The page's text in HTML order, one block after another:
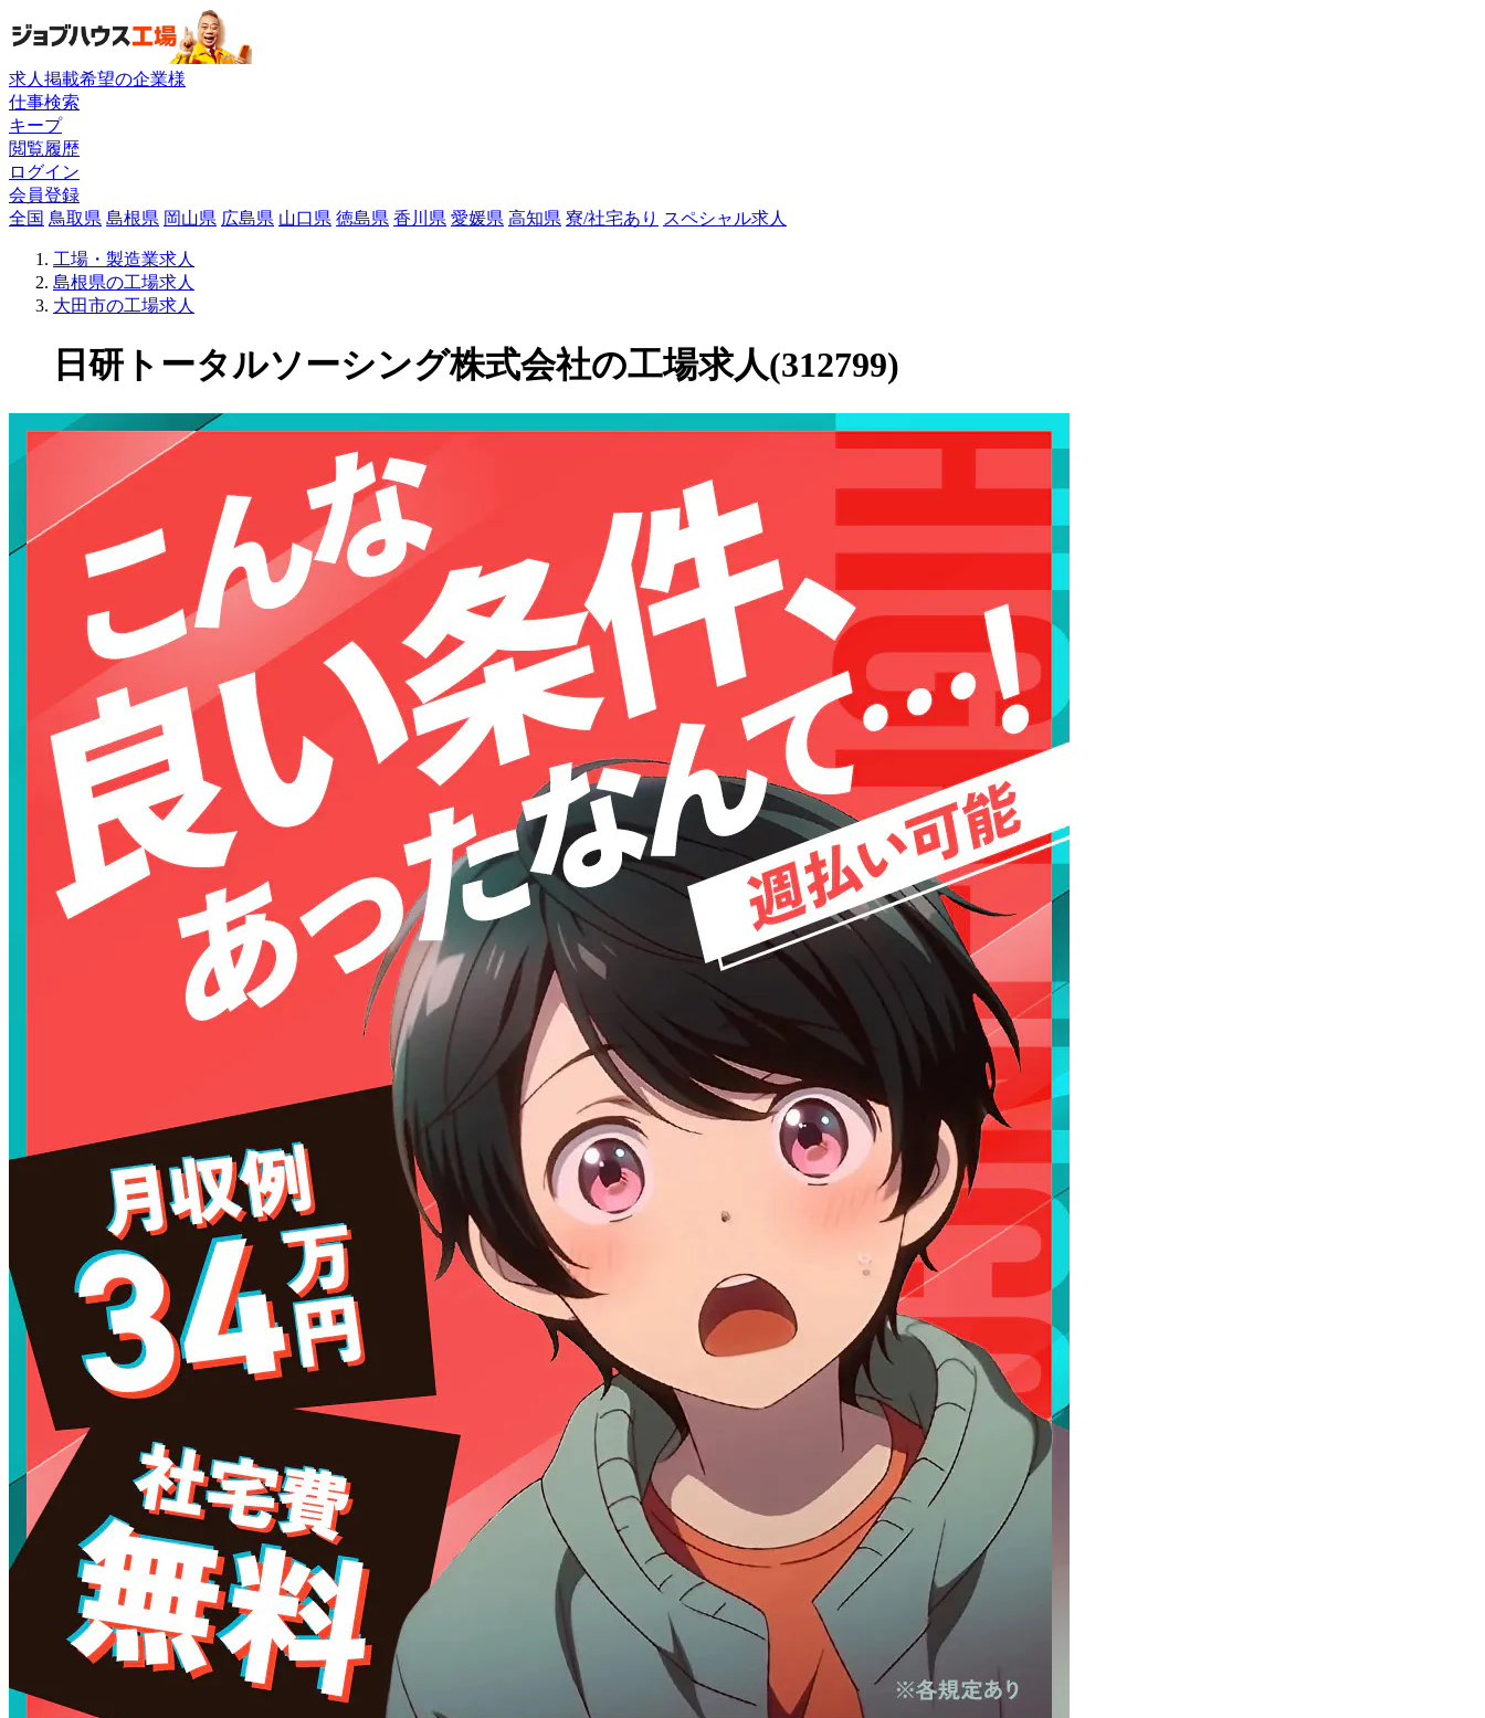
求人掲載希望の企業様
仕事検索
キープ
閲覧履歴
ログイン
会員登録
全国 鳥取県 島根県 岡山県 広島県 山口県 徳島県 香川県 愛媛県 高知県 寮/社宅あり スペシャル求人
工場・製造業求人
島根県の工場求人
大田市の工場求人
日研トータルソーシング株式会社の工場求人(312799)